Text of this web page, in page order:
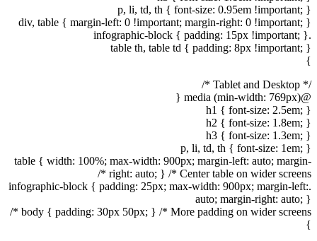
p, li, td, th { font-size: 0.95em !important; }
div, table { margin-left: 0 !important; margin-right: 0 !important; }
.infographic-block { padding: 15px !important; }
table th, table td { padding: 8px !important; }
}
/* Tablet and Desktop */
@media (min-width: 769px) {
h1 { font-size: 2.5em; }
h2 { font-size: 1.8em; }
h3 { font-size: 1.3em; }
p, li, td, th { font-size: 1em; }
table { width: 100%; max-width: 900px; margin-left: auto; margin-
right: auto; } /* Center table on wider screens */
.infographic-block { padding: 25px; max-width: 900px; margin-left:
auto; margin-right: auto; }
body { padding: 30px 50px; } /* More padding on wider screens */
}